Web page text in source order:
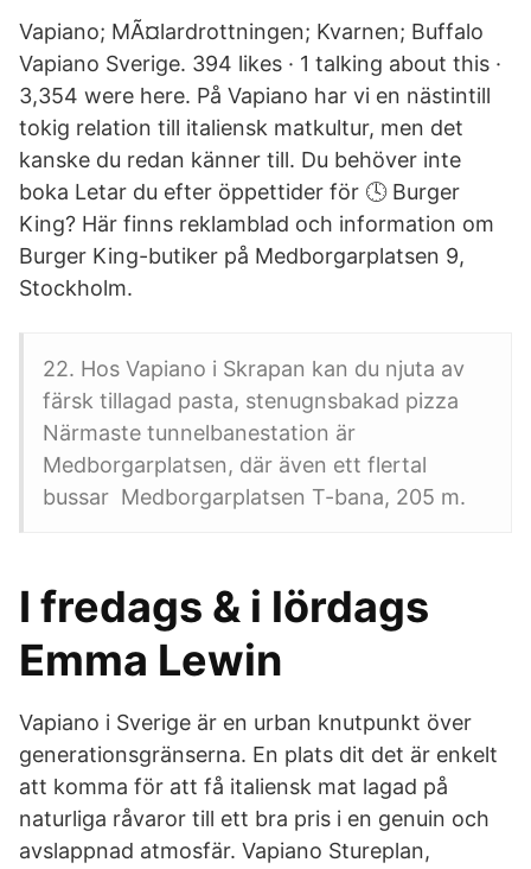
Vapiano; MÃ¤lardrottningen; Kvarnen; Buffalo
Vapiano Sverige. 394 likes · 1 talking about this ·
3,354 were here. På Vapiano har vi en nästintill
tokig relation till italiensk matkultur, men det
kanske du redan känner till. Du behöver inte
boka Letar du efter öppettider för 🕓 Burger
King? Här finns reklamblad och information om
Burger King-butiker på Medborgarplatsen 9,
Stockholm.
22. Hos Vapiano i Skrapan kan du njuta av
färsk tillagad pasta, stenugnsbakad pizza
Närmaste tunnelbanestation är
Medborgarplatsen, där även ett flertal
bussar Medborgarplatsen T-bana, 205 m.
I fredags & i lördags
Emma Lewin
Vapiano i Sverige är en urban knutpunkt över
generationsgränserna. En plats dit det är enkelt
att komma för att få italiensk mat lagad på
naturliga råvaror till ett bra pris i en genuin och
avslappnad atmosfär. Vapiano Stureplan,